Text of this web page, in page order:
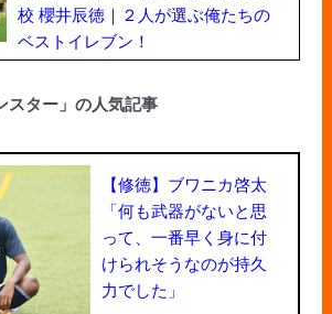
校 櫻井辰徳｜２人が選ぶ俺たちの
ベストイレブン！
スター」の人気記事
【修徳】ブワニカ啓太
「何も武器がないと思
って、一番早く身に付
けられそうなのが持久
力でした」